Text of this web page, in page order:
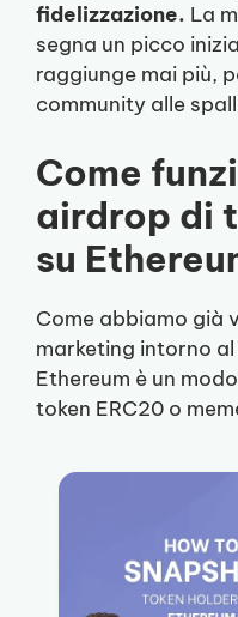
fidelizzazione. La
segna un picco
raggiunge mai più,
community alle
Come
airdrop di
su
Come abbiamo già
marketing intorno
Ethereum è un
token ERC20 o